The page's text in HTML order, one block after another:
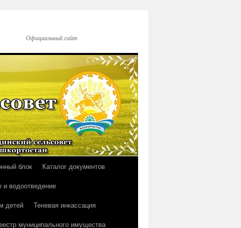
Официальный сайт
блок
Каталог документов
и водоотведение
детей
Теневая инкассация
муниципального имущества